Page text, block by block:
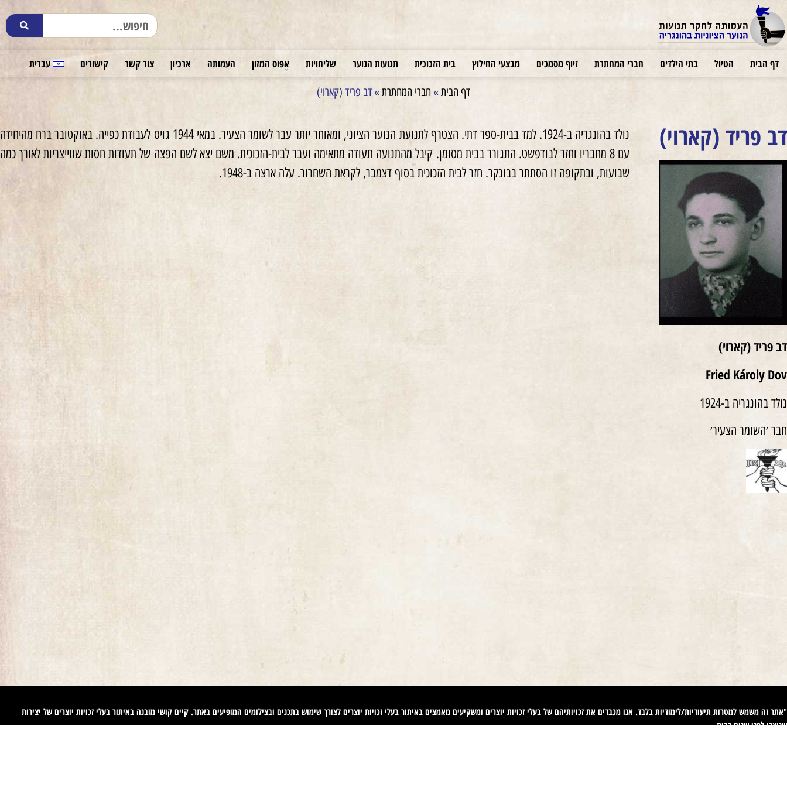
דף הבית הטיול בתי הילדים חברי המחתרת זיוף מסמכים מבצעי החילוץ בית הזכוכית תנועות הנוער שליחויות אֶפּוֹס המזון העמותה ארכיון צור קשר קישורים עברית
דף הבית»חברי המחתרת»דב פריד (קארוי)
דב פריד (קארוי)
דב פריד (קארוי)
Fried Károly Dov
נולד בהונגריה ב-1924
חבר ׳השומר הצעיר׳
נולד בהונגריה ב-1924. למד בבית-ספר דתי. הצטרף לתנועת הנוער הציוני, ומאוחר יותר עבר לשומר הצעיר. במאי 1944 גויס לעבודת כפייה. באוקטובר ברח מהיחידה
עם 8 מחבריו וחזר לבודפשט. התגורר בבית מסומן. קיבל מהתנועה תעודה מתאימה ועבר לבית-הזכוכית. משם יצא לשם הפצה של תעודות חסות שווייצריות לאורך כמה
שבועות, ובתקופה זו הסתתר בבונקר. חזר לבית הזכוכית בסוף דצמבר, לקראת השחרור. עלה ארצה ב-1948.
"אתר זה משמש למטרות תיעודיות/לימודיות בלבד. אנו מכבדים את זכויותיהם של בעלי זכויות יוצרים ומשקיעים מאמצים באיתור בעלי זכויות יוצרים לצורך שימוש בתכנים ובצילומים המופיעים באתר. קיים קושי מובנה באיתור בעלי זכויות יוצרים של יצירות
שנוצרו לפני שנים רבות.